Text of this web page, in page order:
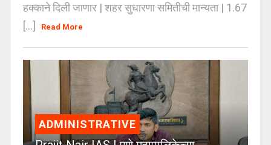
हक्काने दिली जाणार | शहर सुधारणा समितीची मान्यता | 1.67
[...]
Read More
ADMINISTRATIVE